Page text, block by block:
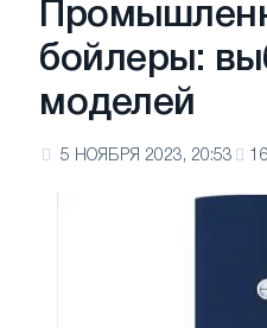
бойлеры:
моделей
5 НОЯБРЯ 2023, 20:53 16